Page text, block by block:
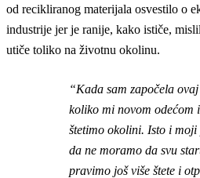
od recikliranog materijala osvestilo o
industrije jer je ranije, kako ističe,
utiče toliko na životnu okolinu.
“Kada sam započela
koliko mi novom odećom
štetimo okolini. Isto i
da ne moramo da svu
pravimo još više štete i